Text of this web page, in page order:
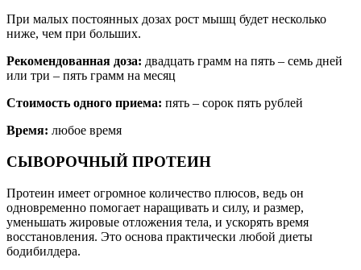
При малых постоянных дозах рост мышц будет несколько
ниже, чем при больших.
Рекомендованная доза: двадцать грамм на пять – семь дней
или три – пять грамм на месяц
Стоимость одного приема: пять – сорок пять рублей
Время: любое время
СЫВОРОЧНЫЙ ПРОТЕИН
Протеин имеет огромное количество плюсов, ведь он
одновременно помогает наращивать и силу, и размер,
уменьшать жировые отложения тела, и ускорять время
восстановления. Это основа практически любой диеты
бодибилдера.